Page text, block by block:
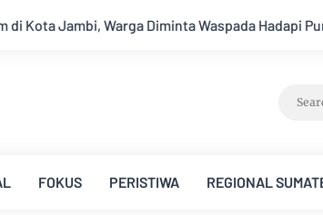
Ambisi Menjadi Polisi Dimanfaatkan
FOKUS PERISTIWA REGIONAL